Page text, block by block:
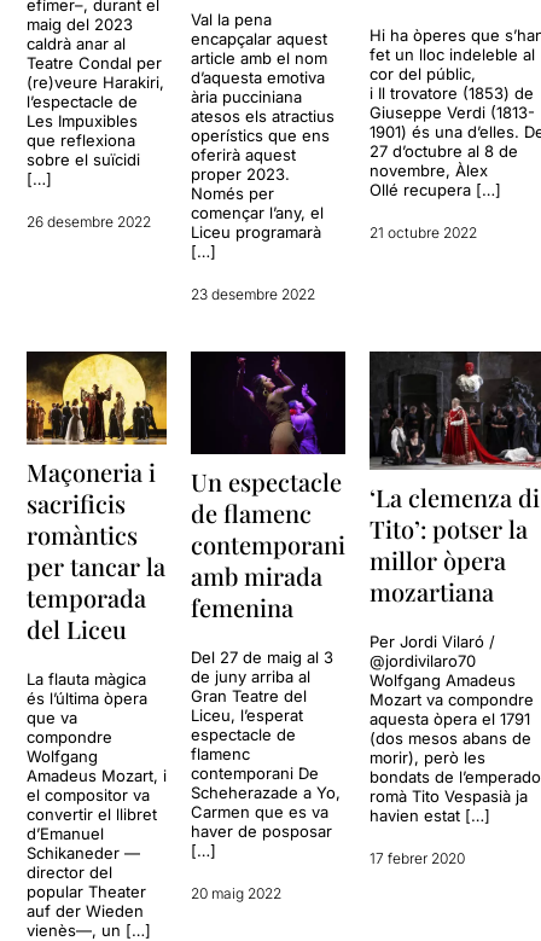
efímer–, durant el
maig del 2023
caldrà anar al
Teatre Condal per
(re)veure Harakiri,
l’espectacle de
Les Impuxibles
que reflexiona
sobre el suïcidi
[…]
26 desembre 2022
Val la pena
encapçalar aquest
article amb el nom
d’aquesta emotiva
ària pucciniana
atesos els atractius
operístics que ens
oferirà aquest
proper 2023.
Només per
començar l’any, el
Liceu programarà
[…]
23 desembre 2022
Hi ha òperes que
fet un lloc indeleble al
cor del públic,
i Il trovatore (1853) de
Giuseppe Verdi (1813-
1901) és una d’elles.
27 d’octubre al 8 de
novembre, Àlex
Ollé recupera […]
21 octubre 2022
Maçoneria i
sacrificis
romàntics
per tancar la
temporada
del Liceu
La flauta màgica
és l’última òpera
que va
compondre
Wolfgang
Amadeus Mozart, i
el compositor va
convertir el llibret
d’Emanuel
Schikaneder —
director del
popular Theater
auf der Wieden
vienès—, un […]
Un espectacle
de flamenc
contemporani
amb mirada
femenina
Del 27 de maig al 3
de juny arriba al
Gran Teatre del
Liceu, l’esperat
espectacle de
flamenc
contemporani De
Scheherazade a Yo,
Carmen que es va
haver de posposar
[…]
20 maig 2022
‘La clemenza di
Tito’: potser la
millor òpera
mozartiana
Per Jordi Vilaró /
@jordivilaro70
Wolfgang Amadeus
Mozart va compondre
aquesta òpera el 1791
(dos mesos abans de
morir), però les
bondats de
romà Tito Vespasià ja
havien estat […]
17 febrer 2020